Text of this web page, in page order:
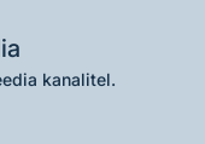
kanalitel.